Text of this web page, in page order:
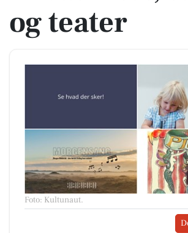
og teater
Foto: Kultunaut.